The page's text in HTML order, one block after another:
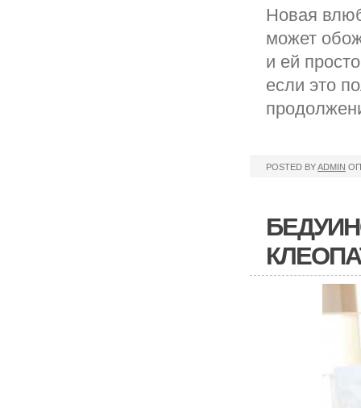
Новая
может
и ей
если это
POSTED BYADMIN